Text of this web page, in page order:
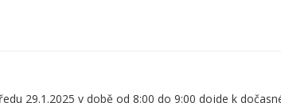
29.1.2025 v době od 8:00 do 9:00 dojde k